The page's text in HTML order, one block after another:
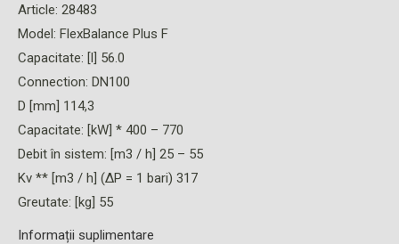
Article: 28483
Model: FlexBalance Plus F
Capacitate: [l] 56.0
Connection: DN100
D [mm] 114,3
Capacitate: [kW] * 400 – 770
Debit în sistem: [m3 / h] 25 – 55
Kv ** [m3 / h] (ΔP = 1 bari) 317
Greutate: [kg] 55
Informații suplimentare